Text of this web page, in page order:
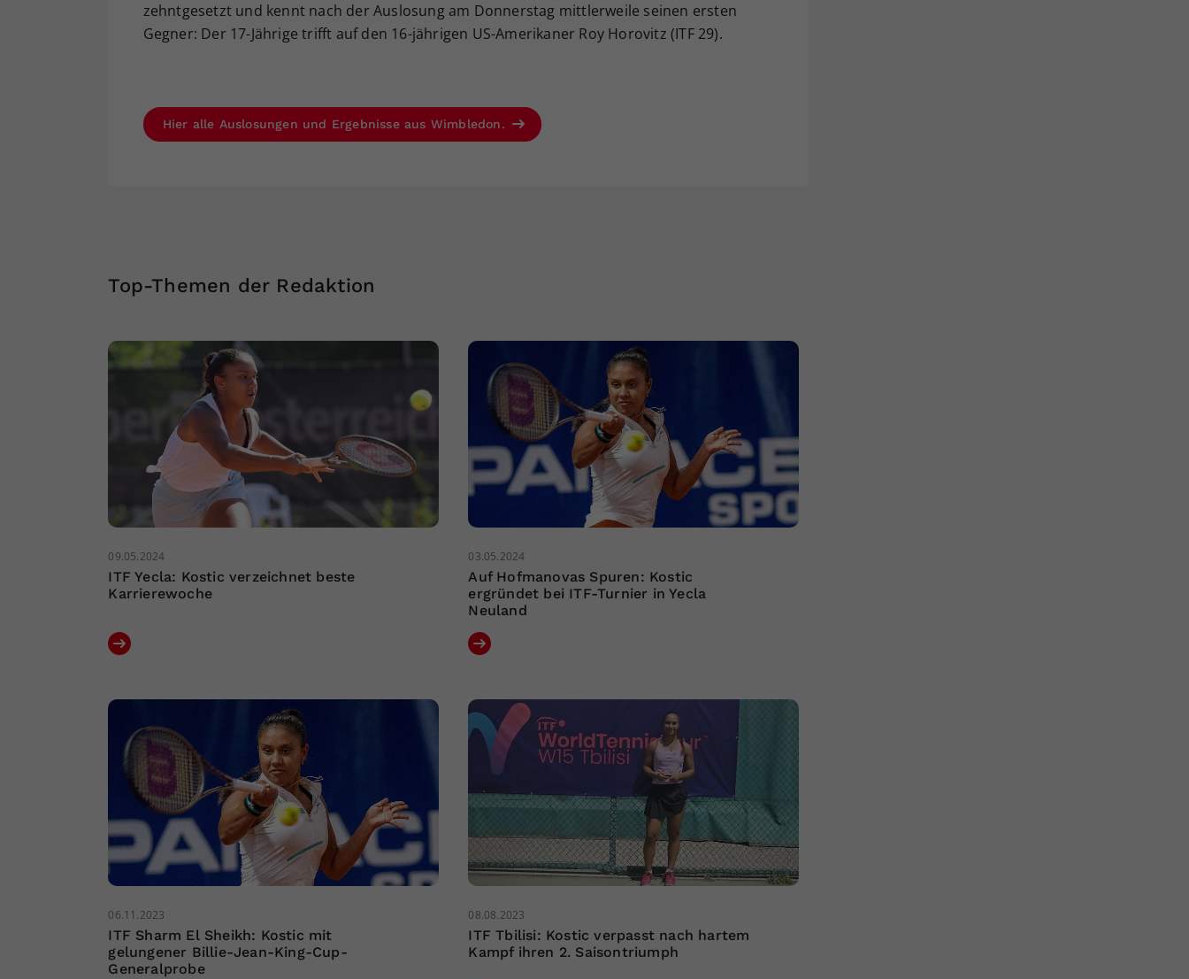
zehntgesetzt und kennt nach der Auslosung am Donnerstag mittlerweile seinen ersten
Gegner: Der 17-Jährige trifft auf den 16-jährigen US-Amerikaner Roy Horovitz (ITF 29).
Hier alle Auslosungen und Ergebnisse aus Wimbledon.
Top-Themen der Redaktion
09.05.2024
ITF Yecla: Kostic verzeichnet beste
Karrierewoche
03.05.2024
Auf Hofmanovas Spuren: Kostic
ergründet bei ITF-Turnier in Yecla
Neuland
06.11.2023
ITF Sharm El Sheikh: Kostic mit
gelungener Billie-Jean-King-Cup-
Generalprobe
08.08.2023
ITF Tbilisi: Kostic verpasst nach hartem
Kampf ihren 2. Saisontriumph